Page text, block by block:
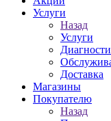
Услуги
Назад
Услуги
Доставка
Магазины
Покупателю
Назад